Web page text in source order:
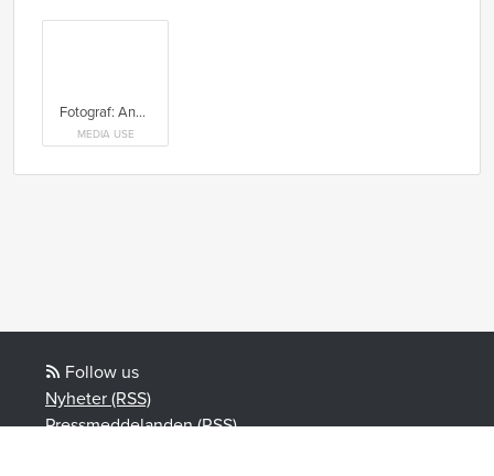
Fotograf: Anna-Lena Ahlström
MEDIA USE
Follow us
Nyheter (RSS)
Pressmeddelanden (RSS)